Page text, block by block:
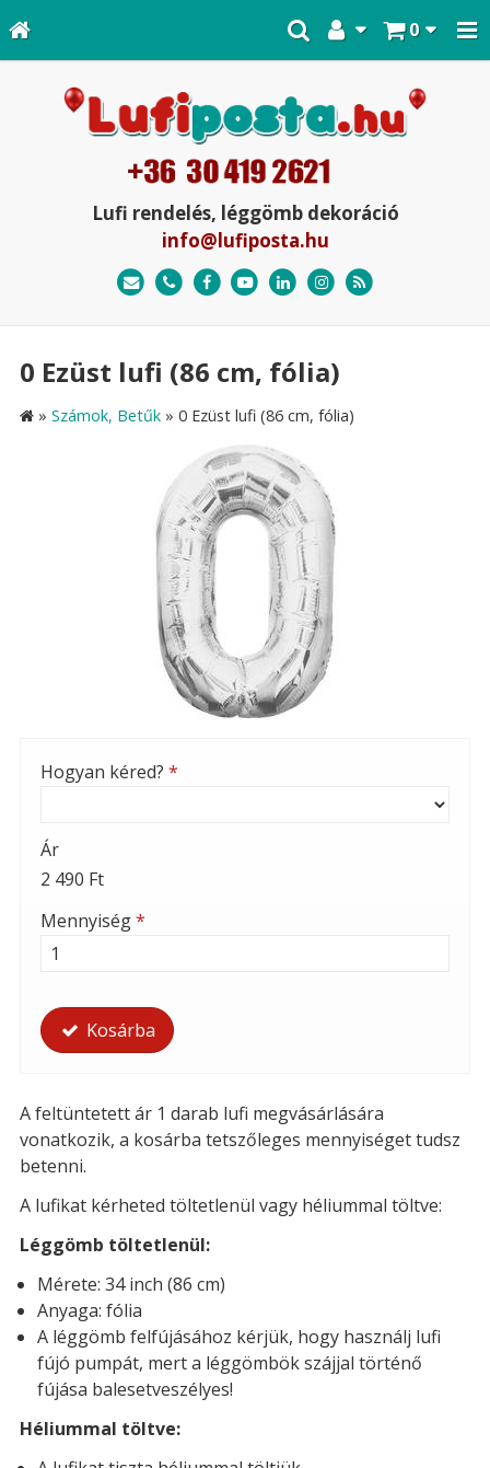
0
Lufi rendelés, léggömb dekoráció
info@lufiposta.hu
0 Ezüst lufi (86 cm, fólia)
» Számok, Betűk » 0 Ezüst lufi (86 cm, fólia)
Hogyan kéred? *
Ár
2 490 Ft
Mennyiség*
Kosárba
A feltüntetett ár 1 darab lufi megvásárlására
vonatkozik, a kosárba tetszőleges mennyiséget tudsz
betenni.
A lufikat kérheted töltetlenül vagy héliummal töltve:
Léggömb töltetlenül:
Mérete: 34 inch (86 cm)
Anyaga: fólia
A léggömb felfújásához kérjük, hogy használj lufi
fújó pumpát, mert a léggömbök szájjal történő
fújása balesetveszélyes!
Héliummal töltve: